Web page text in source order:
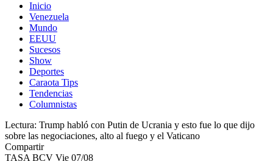
Inicio
Venezuela
Mundo
EEUU
Sucesos
Show
Deportes
Caraota Tips
Tendencias
Columnistas
Lectura: Trump habló con Putin de Ucrania y esto fue lo que dijo
sobre las negociaciones, alto al fuego y el Vaticano
Compartir
TASA BCV Vie 07/08